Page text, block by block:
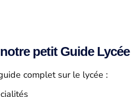
petit Guide Lycée
complet sur le lycée :